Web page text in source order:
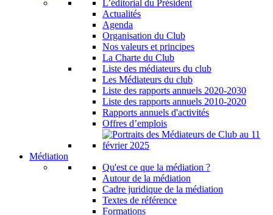
L’éditorial du Président
Actualités
Agenda
Organisation du Club
Nos valeurs et principes
La Charte du Club
Liste des médiateurs du club
Les Médiateurs du club
Liste des rapports annuels 2020-2030
Liste des rapports annuels 2010-2020
Rapports annuels d'activités
Offres d’emplois
Médiation
Qu'est ce que la médiation ?
Autour de la médiation
Cadre juridique de la médiation
Textes de référence
Formations